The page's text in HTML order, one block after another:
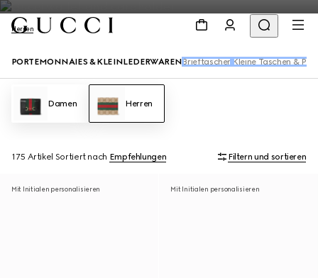
Herren
PORTEMONNAIES & KLEINLEDERWAREN Brieftaschen Kleine Taschen &
Damen Herren
175 Artikel Sortiert nach Empfehlungen Filtern und sortieren
Mit Initialen personalisieren Mit Initialen personalisieren